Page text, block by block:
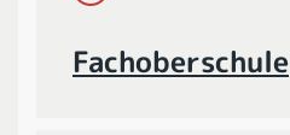
Fachoberschule